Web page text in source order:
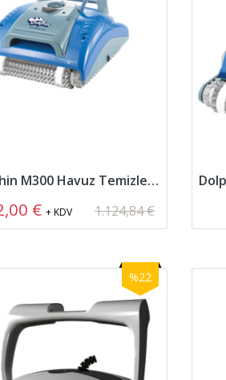
Dolphin M300 Havuz Temizleme Robotu
€ + KDV 1.124,84 €
%22